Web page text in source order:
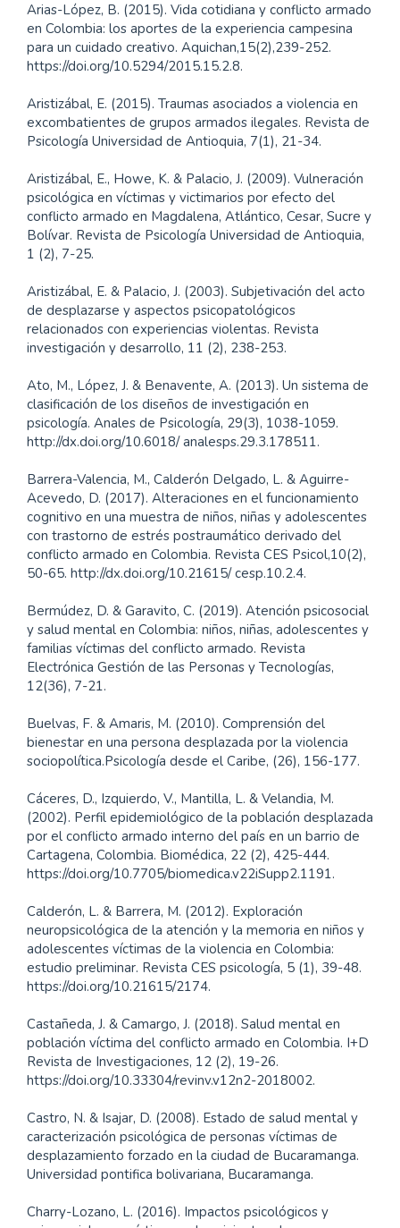
Arias-López, B. (2015). Vida cotidiana y conflicto armado
en Colombia: los aportes de la experiencia campesina
para un cuidado creativo. Aquichan,15(2),239-252.
https://doi.org/10.5294/2015.15.2.8.
Aristizábal, E. (2015). Traumas asociados a violencia en
excombatientes de grupos armados ilegales. Revista de
Psicología Universidad de Antioquia, 7(1), 21-34.
Aristizábal, E., Howe, K. & Palacio, J. (2009). Vulneración
psicológica en víctimas y victimarios por efecto del
conflicto armado en Magdalena, Atlántico, Cesar, Sucre y
Bolívar. Revista de Psicología Universidad de Antioquia,
1 (2), 7-25.
Aristizábal, E. & Palacio, J. (2003). Subjetivación del acto
de desplazarse y aspectos psicopatológicos
relacionados con experiencias violentas. Revista
investigación y desarrollo, 11 (2), 238-253.
Ato, M., López, J. & Benavente, A. (2013). Un sistema de
clasificación de los diseños de investigación en
psicología. Anales de Psicología, 29(3), 1038-1059.
http://dx.doi.org/10.6018/ analesps.29.3.178511.
Barrera-Valencia, M., Calderón Delgado, L. & Aguirre-
Acevedo, D. (2017). Alteraciones en el funcionamiento
cognitivo en una muestra de niños, niñas y adolescentes
con trastorno de estrés postraumático derivado del
conflicto armado en Colombia. Revista CES Psicol,10(2),
50-65. http://dx.doi.org/10.21615/ cesp.10.2.4.
Bermúdez, D. & Garavito, C. (2019). Atención psicosocial
y salud mental en Colombia: niños, niñas, adolescentes y
familias víctimas del conflicto armado. Revista
Electrónica Gestión de las Personas y Tecnologías,
12(36), 7-21.
Buelvas, F. & Amaris, M. (2010). Comprensión del
bienestar en una persona desplazada por la violencia
sociopolítica.Psicología desde el Caribe, (26), 156-177.
Cáceres, D., Izquierdo, V., Mantilla, L. & Velandia, M.
(2002). Perfil epidemiológico de la población desplazada
por el conflicto armado interno del país en un barrio de
Cartagena, Colombia. Biomédica, 22 (2), 425-444.
https://doi.org/10.7705/biomedica.v22iSupp2.1191.
Calderón, L. & Barrera, M. (2012). Exploración
neuropsicológica de la atención y la memoria en niños y
adolescentes víctimas de la violencia en Colombia:
estudio preliminar. Revista CES psicología, 5 (1), 39-48.
https://doi.org/10.21615/2174.
Castañeda, J. & Camargo, J. (2018). Salud mental en
población víctima del conflicto armado en Colombia. I+D
Revista de Investigaciones, 12 (2), 19-26.
https://doi.org/10.33304/revinv.v12n2-2018002.
Castro, N. & Isajar, D. (2008). Estado de salud mental y
caracterización psicológica de personas víctimas de
desplazamiento forzado en la ciudad de Bucaramanga.
Universidad pontifica bolivariana, Bucaramanga.
Charry-Lozano, L. (2016). Impactos psicológicos y